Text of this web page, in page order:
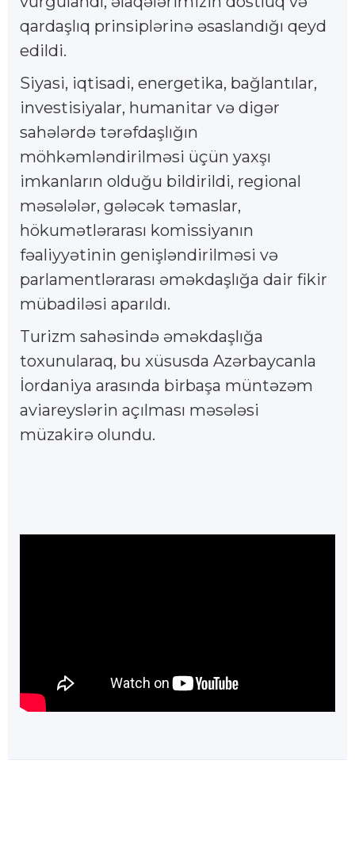
qardaşlıq prinsiplərinə əsaslandığı qeyd
edildi.
Siyasi, iqtisadi, energetika, bağlantılar,
investisiyalar, humanitar və digər
sahələrdə tərəfdaşlığın
möhkəmləndirilməsi üçün yaxşı
imkanların olduğu bildirildi, regional
məsələlər, gələcək təmaslar,
hökumətlərarası komissiyanın
fəaliyyətinin genişləndirilməsi və
parlamentlərarası əməkdaşlığa dair fikir
mübadiləsi aparıldı.
Turizm sahəsində əməkdaşlığa
toxunularaq, bu xüsusda Azərbaycanla
İordaniya arasında birbaşa müntəzəm
aviareyslərin açılması məsələsi
müzakirə olundu.